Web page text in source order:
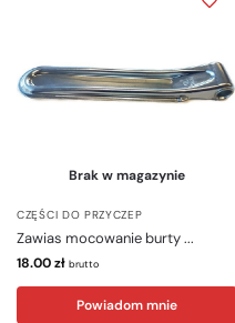
Brak w magazynie
CZĘŚCI DO PRZYCZEP
Zawias mocowanie burty ...
18.00zł brutto
Powiadom mnie